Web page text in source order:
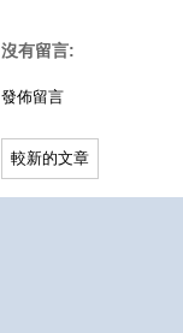
沒有留言:
發佈留言
較新的文章